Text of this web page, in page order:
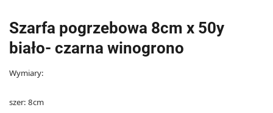
Szarfa pogrzebowa 8cm x 50y
biało- czarna winogrono
Wymiary:
szer: 8cm